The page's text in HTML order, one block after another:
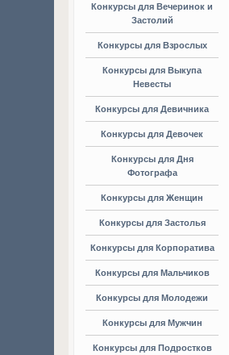
Конкурсы для Вечеринок и
Застолий
Конкурсы для Взрослых
Конкурсы для Выкупа
Невесты
Конкурсы для Девичника
Конкурсы для Девочек
Конкурсы для Дня
Фотографа
Конкурсы для Женщин
Конкурсы для Застолья
Конкурсы для Корпоратива
Конкурсы для Мальчиков
Конкурсы для Молодежи
Конкурсы для Мужчин
Конкурсы для Подростков